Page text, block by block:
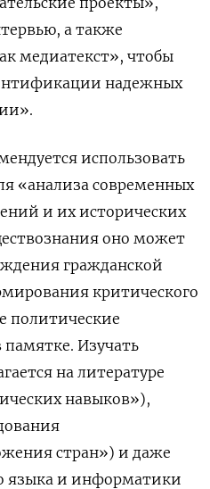
а также
медиатекст», чтобы
надежных
использовать
«анализа современных
и их исторических
оно может
гражданской
критического
политические
памятке. Изучать
на литературе
навыков»),
стран») и даже
языка и информатики